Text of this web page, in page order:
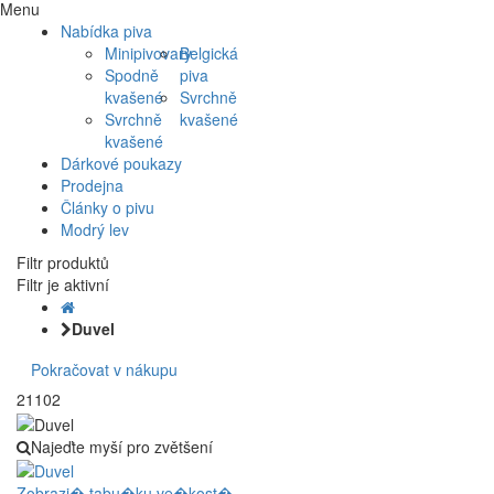
Menu
Nabídka piva
Minipivovary
Spodně
kvašené
Svrchně
kvašené
Belgická
piva
Svrchně
kvašené
Dárkové poukazy
Prodejna
Články o pivu
Modrý lev
Filtr produktů
Filtr je aktivní
Duvel
Pokračovat v nákupu
21102
Najeďte myší pro zvětšení